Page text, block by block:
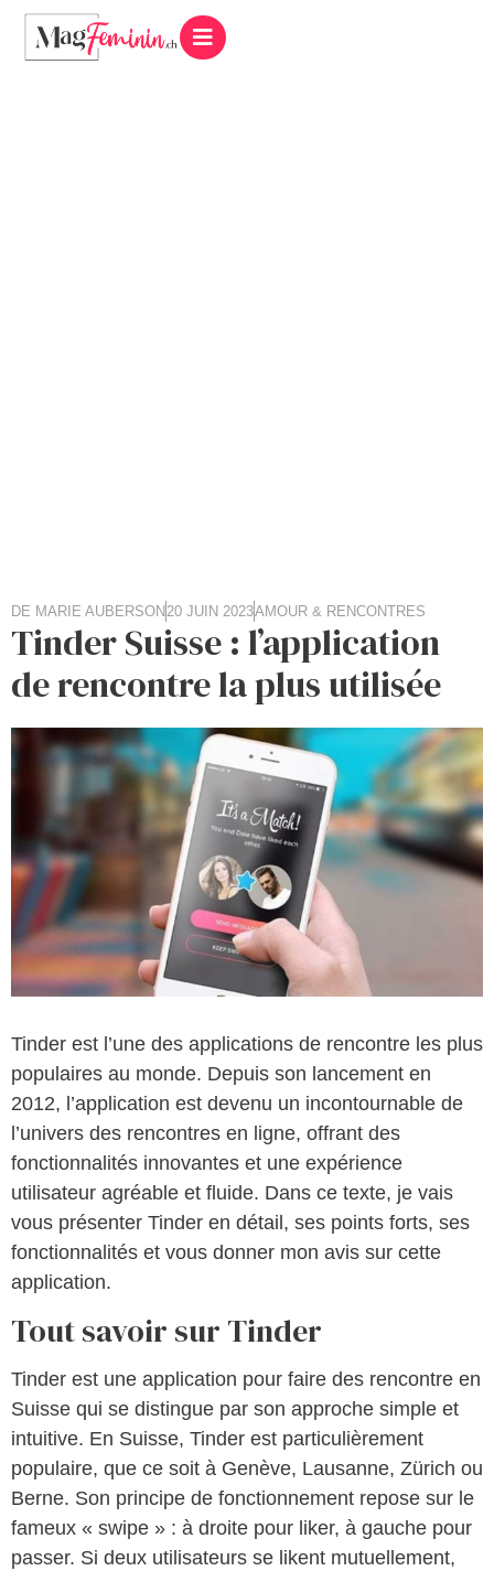
DE MARIE AUBERSON20 JUIN 2023AMOUR & RENCONTRES
Tinder Suisse : l’application
de rencontre la plus utilisée
Tinder est l’une des applications de rencontre les plus
populaires au monde. Depuis son lancement en
2012, l’application est devenu un incontournable de
l’univers des rencontres en ligne, offrant des
fonctionnalités innovantes et une expérience
utilisateur agréable et fluide. Dans ce texte, je vais
vous présenter Tinder en détail, ses points forts, ses
fonctionnalités et vous donner mon avis sur cette
application.
Tout savoir sur Tinder
Tinder est une application pour faire des rencontre en
Suisse qui se distingue par son approche simple et
intuitive. En Suisse, Tinder est particulièrement
populaire, que ce soit à Genève, Lausanne, Zürich ou
Berne. Son principe de fonctionnement repose sur le
fameux « swipe » : à droite pour liker, à gauche pour
passer. Si deux utilisateurs se likent mutuellement,